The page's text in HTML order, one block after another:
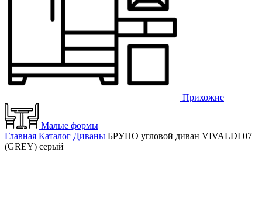
Прихожие
Малые формы
Главная Каталог Диваны БРУНО угловой диван VIVALDI 07
(GREY) серый